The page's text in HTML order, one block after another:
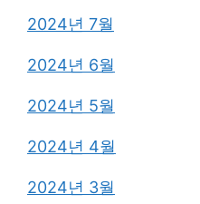
2024년 7월
2024년 6월
2024년 5월
2024년 4월
2024년 3월